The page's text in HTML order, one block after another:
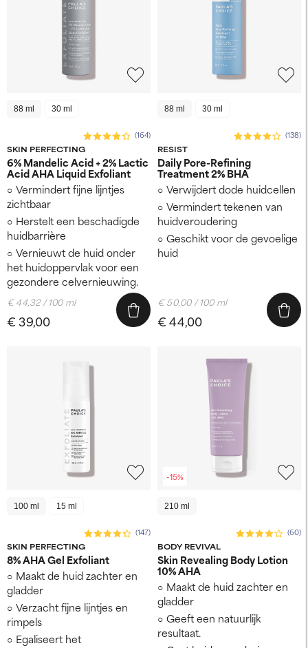
88 ml 30 ml
SKIN PERFECTING
(164)
6% Mandelic Acid + 2% Lactic
Acid AHA Liquid Exfoliant
Vermindert fijne lijntjes
zichtbaar
Herstelt een beschadigde
huidbarrière
Vernieuwt de huid onder
het huidoppervlak voor een
gezondere celvernieuwing.
€ 39,00
€ 44,32 / 100 ml
88 ml 30 ml
RESIST
(138)
Daily Pore-Refining
Treatment 2% BHA
Verwijdert dode huidcellen
Vermindert tekenen van
huidveroudering
Geschikt voor de gevoelige
huid
€ 44,00
€ 50,00 / 100 ml
100 ml 15 ml
SKIN PERFECTING
(147)
8% AHA Gel Exfoliant
Maakt de huid zachter en
gladder
Verzacht fijne lijntjes en
rimpels
Egaliseert het
-15%
210 ml
BODY REVIVAL
(60)
Skin Revealing Body Lotion
10% AHA
Maakt de huid zachter en
gladder
Geeft een natuurlijk
resultaat.